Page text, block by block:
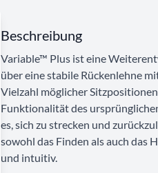
Beschreibung
Variable™ Plus ist eine
über eine stabile Rückenlehne
Vielzahl möglicher
Funktionalität des
es, sich zu strecken und
sowohl das Finden als auch das
und intuitiv.